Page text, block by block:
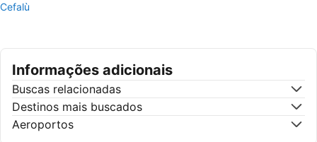
Cefalù
Informações adicionais
Buscas relacionadas
Destinos mais buscados
Aeroportos